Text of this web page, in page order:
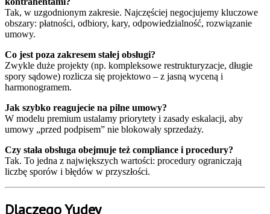
Tak, w uzgodnionym zakresie. Najczęściej negocjujemy kluczowe
obszary: płatności, odbiory, kary, odpowiedzialność, rozwiązanie
umowy.
Co jest poza zakresem stałej obsługi?
Zwykle duże projekty (np. kompleksowe restrukturyzacje, długie
spory sądowe) rozlicza się projektowo – z jasną wyceną i
harmonogramem.
Jak szybko reagujecie na pilne umowy?
W modelu premium ustalamy priorytety i zasady eskalacji, aby
umowy „przed podpisem” nie blokowały sprzedaży.
Czy stała obsługa obejmuje też compliance i procedury?
Tak. To jedna z największych wartości: procedury ograniczają
liczbę sporów i błędów w przyszłości.
Dlaczego Yudey